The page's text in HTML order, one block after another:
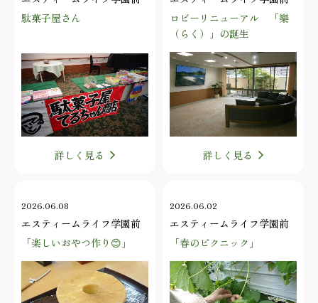
駄菓子屋さん
詳しく見る
ロビーリニューアル 「樂
（らく）」の誕生
詳しく見る
2026.06.08
エスティームライフ学園前
「楽しいおやつ作り😊」
2026.06.02
エスティームライフ学園前
「春のピクニック」